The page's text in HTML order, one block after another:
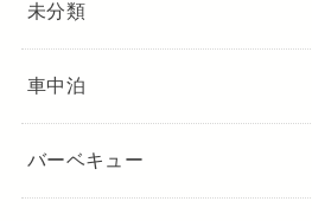
未分類
車中泊
バーベキュー